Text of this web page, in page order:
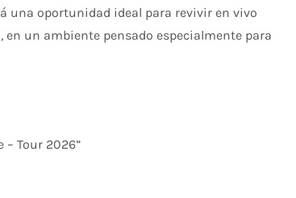
una oportunidad ideal para revivir en vivo
un ambiente pensado especialmente para
– Tour 2026”